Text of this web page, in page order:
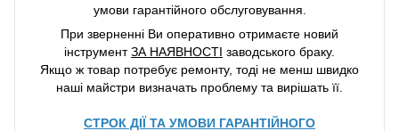
умови гарантійного обслуговування.
При зверненні Ви оперативно отримаєте новий
інструментЗА НАЯВНОСТІ заводського браку.
Якщо ж товар потребує ремонту, тоді не менш швидко
наші майстри визначать проблему та вирішать її.
СТРОК ДІЇ ТА УМОВИ ГАРАНТІЙНОГО